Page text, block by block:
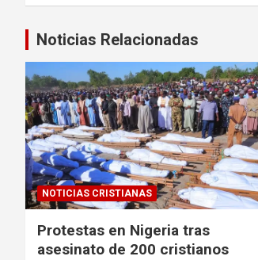
Noticias Relacionadas
NOTICIAS CRISTIANAS
Protestas en Nigeria tras
asesinato de 200 cristianos